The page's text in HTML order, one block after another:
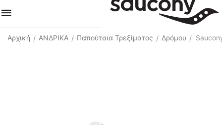
Αρχική / ΑΝΔΡΙΚΑ / Παπούτσια Τρεξίματος / Δρόμου /